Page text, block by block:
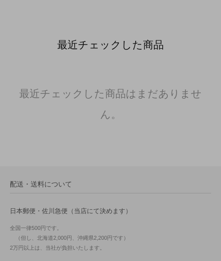
最近チェックした商品
最近チェックした商品はまだありませ
ん。
配送・送料について
日本郵便・佐川急便（当店にて決めます）
全国一律500円です。
（但し、北海道2,000円、沖縄県2,200円です）
2万円以上は、当社が負担いたします。